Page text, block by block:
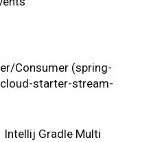
Consumer (spring-
starter-stream-
Intellij Gradle Multi